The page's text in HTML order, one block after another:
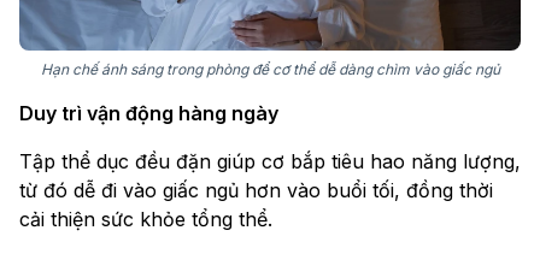
Hạn chế ánh sáng trong phòng để cơ thể dễ dàng chìm vào giấc ngủ
Duy trì vận động hàng ngày
Tập thể dục đều đặn giúp cơ bắp tiêu hao năng lượng,
từ đó dễ đi vào giấc ngủ hơn vào buổi tối, đồng thời
cải thiện sức khỏe tổng thể.